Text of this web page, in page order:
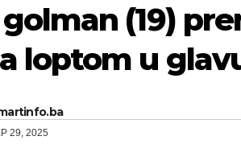
(19)
loptom u
29, 2025